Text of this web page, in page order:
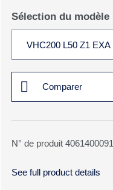
Sélection du modèle
Comparer
N° de produit 4061400091
See full product details